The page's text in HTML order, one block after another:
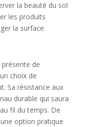
la beauté du sol
les produits
la surface.
présente de
choix de
Sa résistance aux
durable qui saura
fil du temps. De
option pratique